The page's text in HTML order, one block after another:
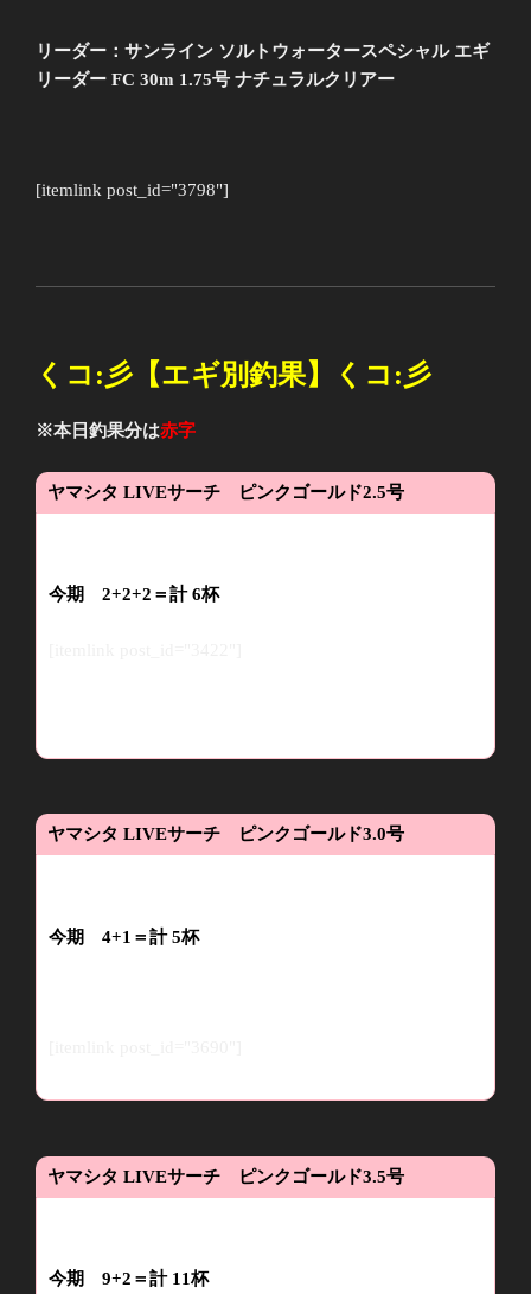
リーダー：サンライン ソルトウォータースペシャル エギ
リーダー FC 30m 1.75号 ナチュラルクリアー
[itemlink post_id="3798"]
くコ : 彡【エギ別釣果】くコ : 彡
※本日釣果分は赤字
ヤマシタ LIVEサーチ ピンクゴールド2.5号
今期 2+2+2 ＝計6杯
ヤマシタ LIVEサーチ ピンクゴールド3.0号
今期 4+1 ＝計5杯
ヤマシタ LIVEサーチ ピンクゴールド3.5号
今期 9+2 ＝計11杯